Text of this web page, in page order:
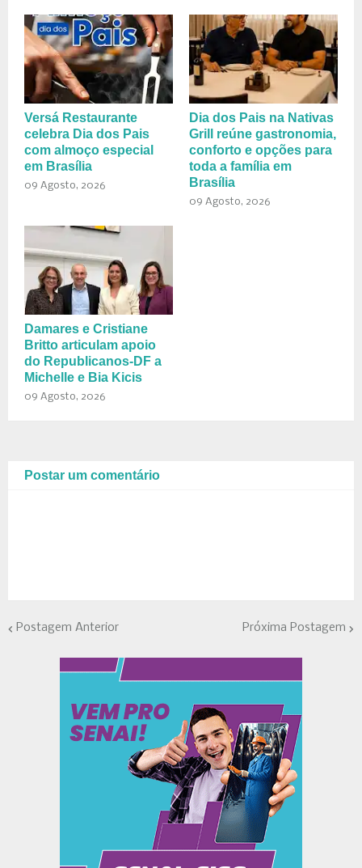
Versá Restaurante
celebra Dia dos Pais
com almoço especial
em Brasília
09 Agosto, 2026
Dia dos Pais na Nativas
Grill reúne gastronomia,
conforto e opções para
toda a família em
Brasília
09 Agosto, 2026
Damares e Cristiane
Britto articulam apoio
do Republicanos-DF a
Michelle e Bia Kicis
09 Agosto, 2026
Postar um comentário
Postagem Anterior Próxima Postagem